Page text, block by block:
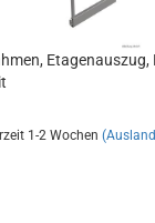
1-2 Wochen